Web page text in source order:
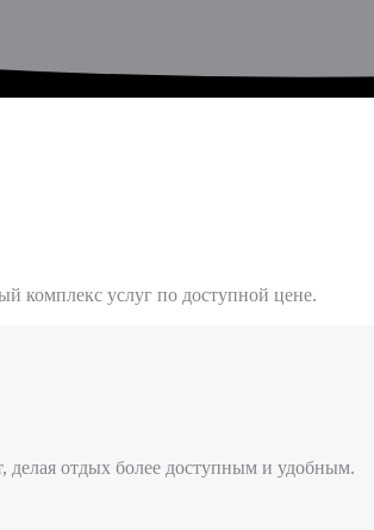
комплекс услуг по доступной цене.
делая отдых более доступным и удобным.